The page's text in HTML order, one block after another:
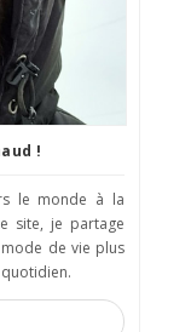
!
le monde à la
site, je partage
de vie plus